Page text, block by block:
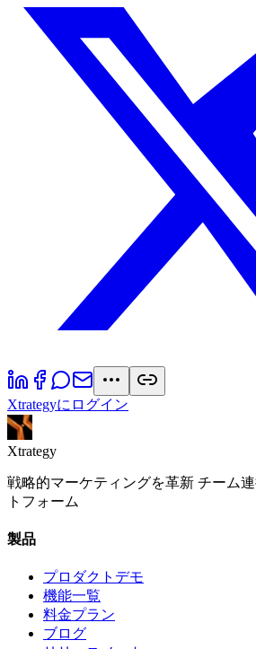
Xtrategyにログイン
Xtrategy
戦略的マーケティングを革新 チーム
トフォーム
製品
プロダクトデモ
機能一覧
料金プラン
ブログ